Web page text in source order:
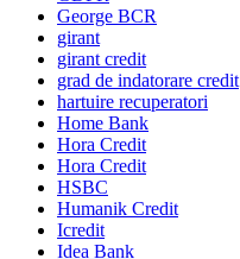
George BCR
girant
girant credit
grad de indatorare credit
hartuire recuperatori
Home Bank
Hora Credit
Hora Credit
HSBC
Humanik Credit
Icredit
Idea Bank